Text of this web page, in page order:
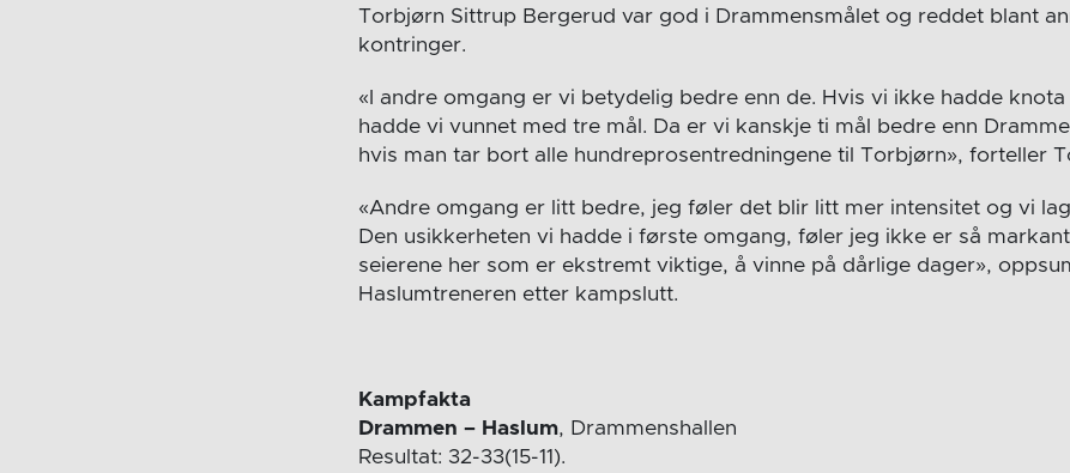
Torbjørn Sittrup Bergerud var god i Drammensmålet og reddet blant
kontringer.
«I andre omgang er vi betydelig bedre enn de. Hvis vi ikke hadde
hadde vi vunnet med tre mål. Da er vi kanskje ti mål bedre enn
hvis man tar bort alle hundreprosentredningene til Torbjørn», forteller
«Andre omgang er litt bedre, jeg føler det blir litt mer intensitet og vi
Den usikkerheten vi hadde i første omgang, føler jeg ikke er så
seierene her som er ekstremt viktige, å vinne på dårlige dager»,
Haslumtreneren etter kampslutt.
Kampfakta
Drammen – Haslum, Drammenshallen
Resultat: 32-33(15-11).